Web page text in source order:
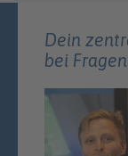
Dein
bei Fragen